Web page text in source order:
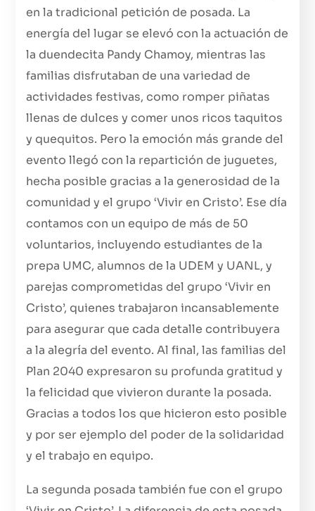
en la tradicional petición de posada. La
energía del lugar se elevó con la actuación de
la duendecita Pandy Chamoy, mientras las
familias disfrutaban de una variedad de
actividades festivas, como romper piñatas
llenas de dulces y comer unos ricos taquitos
y quequitos. Pero la emoción más grande del
evento llegó con la repartición de juguetes,
hecha posible gracias a la generosidad de la
comunidad y el grupo ‘Vivir en Cristo’. Ese día
contamos con un equipo de más de 50
voluntarios, incluyendo estudiantes de la
prepa UMC, alumnos de la UDEM y UANL, y
parejas comprometidas del grupo ‘Vivir en
Cristo’, quienes trabajaron incansablemente
para asegurar que cada detalle contribuyera
a la alegría del evento. Al final, las familias del
Plan 2040 expresaron su profunda gratitud y
la felicidad que vivieron durante la posada.
Gracias a todos los que hicieron esto posible
y por ser ejemplo del poder de la solidaridad
y el trabajo en equipo.
La segunda posada también fue con el grupo